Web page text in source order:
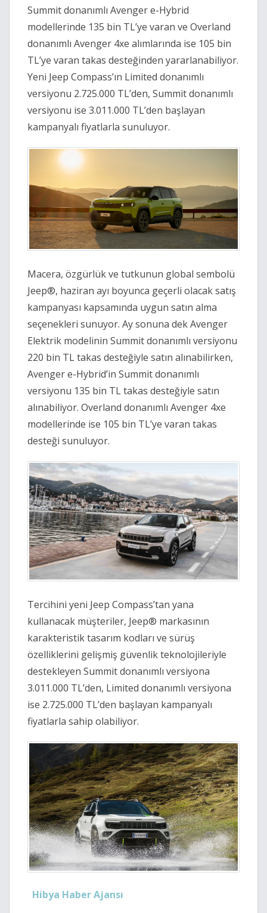
Summit donanımlı Avenger e-Hybrid
modellerinde 135 bin TL’ye varan ve Overland
donanımlı Avenger 4xe alımlarında ise 105 bin
TL’ye varan takas desteğinden yararlanabiliyor.
Yeni Jeep Compass’ın Limited donanımlı
versiyonu 2.725.000 TL’den, Summit donanımlı
versiyonu ise 3.011.000 TL’den başlayan
kampanyalı fiyatlarla sunuluyor.
Macera, özgürlük ve tutkunun global sembolü
Jeep®, haziran ayı boyunca geçerli olacak satış
kampanyası kapsamında uygun satın alma
seçenekleri sunuyor. Ay sonuna dek Avenger
Elektrik modelinin Summit donanımlı versiyonu
220 bin TL takas desteğiyle satın alınabilirken,
Avenger e-Hybrid’in Summit donanımlı
versiyonu 135 bin TL takas desteğiyle satın
alınabiliyor. Overland donanımlı Avenger 4xe
modellerinde ise 105 bin TL’ye varan takas
desteği sunuluyor.
Tercihini yeni Jeep Compass’tan yana
kullanacak müşteriler, Jeep® markasının
karakteristik tasarım kodları ve sürüş
özelliklerini gelişmiş güvenlik teknolojileriyle
destekleyen Summit donanımlı versiyona
3.011.000 TL’den, Limited donanımlı versiyona
ise 2.725.000 TL’den başlayan kampanyalı
fiyatlarla sahip olabiliyor.
Hibya Haber Ajansı